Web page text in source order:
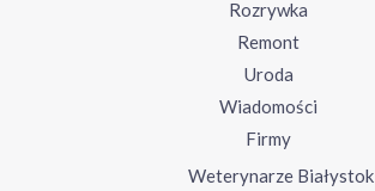
Rozrywka
Remont
Uroda
Wiadomości
Firmy
Weterynarze Białystok